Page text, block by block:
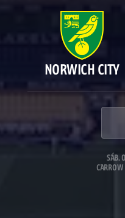
NORWICH CITY
SÁB.